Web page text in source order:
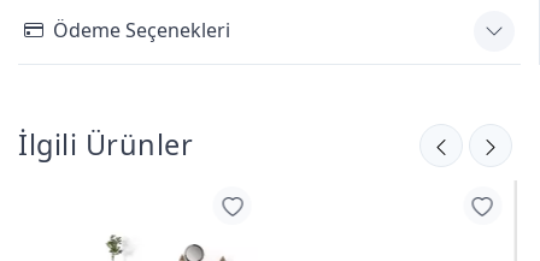
Ödeme Seçenekleri
İlgili Ürünler